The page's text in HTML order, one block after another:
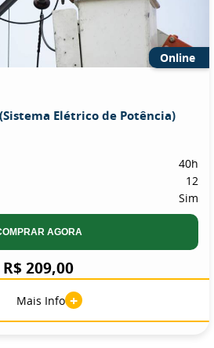
Online
(Sistema Elétrico de Potência)
40h
12
Sim
AGORA
R$ 209,00
Mais Info +